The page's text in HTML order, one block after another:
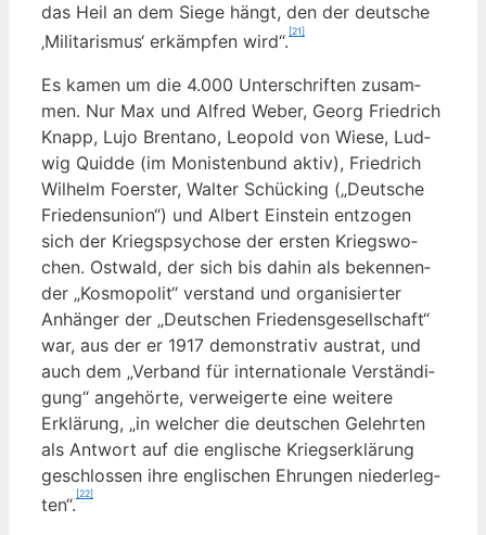
das Heil an dem Sie­ge hängt, den der deut­sche
‚Mili­ta­ris­mus‘ erkämp­fen wird“.
[21]
Es kamen um die 4.000 Unter­schrif­ten zusam­
men. Nur Max und Alfred Weber, Georg Fried­rich
Knapp, Lujo Bren­ta­no, Leo­pold von Wie­se, Lud­
wig Quid­de (im Monis­ten­bund aktiv), Fried­rich
Wil­helm Foers­ter, Wal­ter Schücking („Deut­sche
Frie­dens­uni­on“) und Albert Ein­stein ent­zo­gen
sich der Kriegs­psy­cho­se der ers­ten Kriegs­wo­
chen. Ost­wald, der sich bis dahin als beken­nen­
der „Kos­mo­po­lit“ ver­stand und orga­ni­sier­ter
Anhän­ger der „Deut­schen Frie­dens­ge­sell­schaft“
war, aus der er 1917 demons­tra­tiv aus­trat, und
auch dem „Ver­band für inter­na­tio­na­le Ver­stän­di­
gung“ ange­hör­te, ver­wei­ger­te eine wei­te­re
Erklä­rung, „in wel­cher die deut­schen Gelehr­ten
als Ant­wort auf die eng­li­sche Kriegs­er­klä­rung
geschlos­sen ihre eng­li­schen Ehrun­gen nie­der­leg­
ten“.
[22]